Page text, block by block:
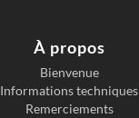
À propos
Bienvenue
Informations techniques
Remerciements